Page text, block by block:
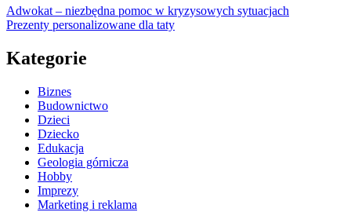
Adwokat – niezbędna pomoc w kryzysowych sytuacjach
Prezenty personalizowane dla taty
Kategorie
Biznes
Budownictwo
Dzieci
Dziecko
Edukacja
Geologia górnicza
Hobby
Imprezy
Marketing i reklama